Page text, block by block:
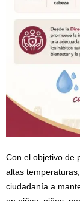
Con el objetivo de
altas
ciudadanía a